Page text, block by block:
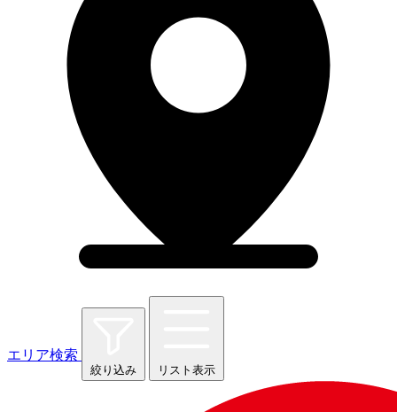
エリア検索
絞り込み リスト表示